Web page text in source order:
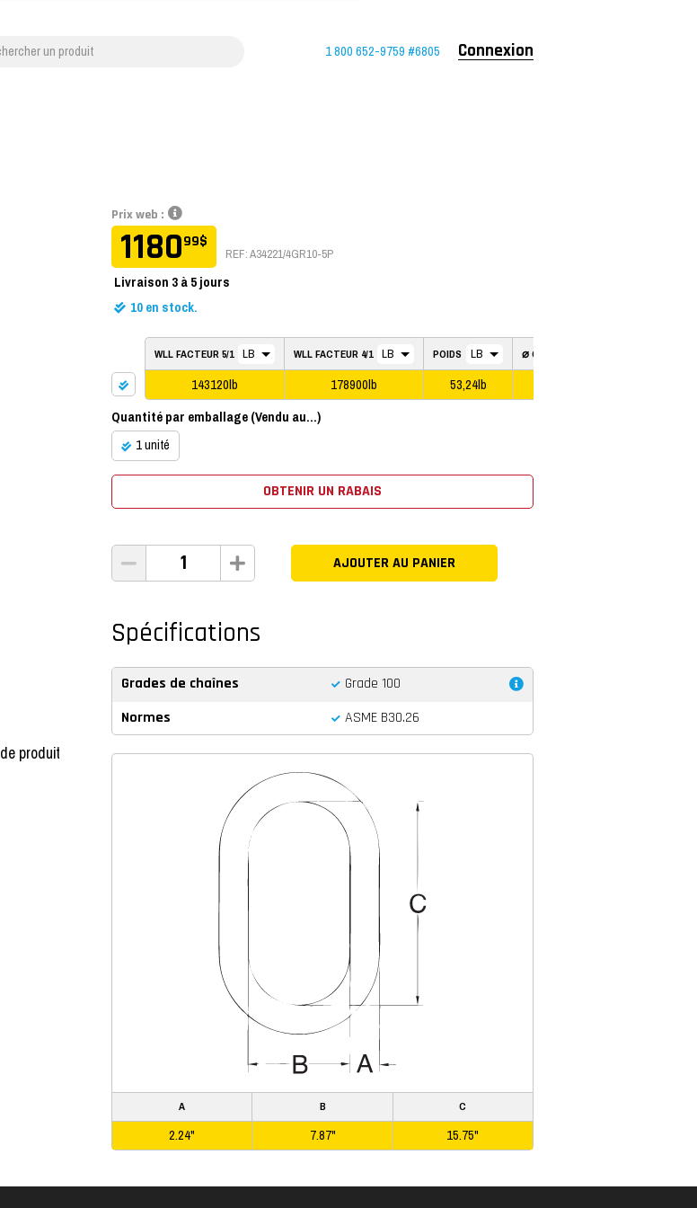
un produit 1 800 652-9759 #6805 Connexion
Prix web :
118099$
REF: A34221/4GR10-5P
Livraison3 à 5 jours
10en stock.
WLL FACTEUR 5/1
143120lb
WLL FACTEUR 4/1
178900lb
POIDS
53,24lb
⌀ CHAÎNE 2 BRINS
Quantité par emballage (Vendu au...)
1 unité
OBTENIR UN RABAIS
Spécifications
Grades de chaînes
Grade 100
Normes
ASME B30.26
A
2.24"
B
7.87"
C
15.75"
produit